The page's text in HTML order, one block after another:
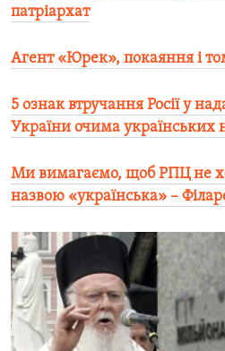
патріархат
Агент «Юрек», покаяння і
5 ознак втручання Росії у
України очима українських
Ми вимагаємо, щоб РПЦ не
назвою «українська» –